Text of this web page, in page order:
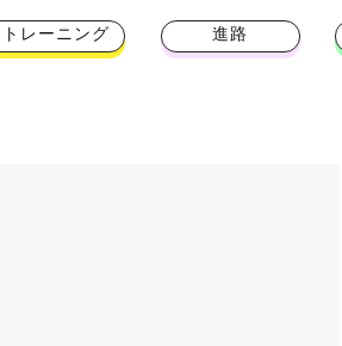
トレーニング 進路